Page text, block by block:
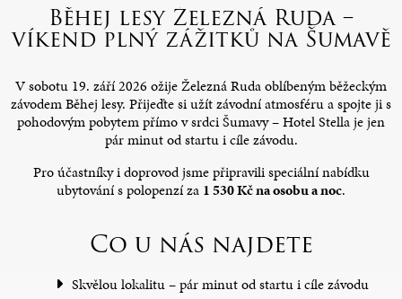
Běhej lesy Železná Ruda –
víkend plný zážitků na Šumavě
V sobotu 19. září 2026 ožije Železná Ruda oblíbeným běžeckým
závodem Běhej lesy. Přijeďte si užít závodní atmosféru a spojte ji s
pohodovým pobytem přímo v srdci Šumavy – Hotel Stella je jen
pár minut od startu i cíle závodu.
Pro účastníky i doprovod jsme připravili speciální nabídku
ubytování s polopenzí za 1 530 Kč na osobu a noc.
Co u nás najdete
Skvělou lokalitu – pár minut od startu i cíle závodu